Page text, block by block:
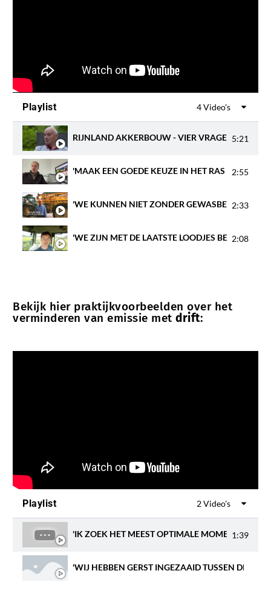
Playlist 4 Video's
RIJNLAND AKKERBOUW - VIER VRAGEN AAN....
5:21
'MAAK EEN GOEDE KEUZE IN HET RAS DAT JE
2:55
'WE KUNNEN NIET ZONDER 2:33
'WE ZIJN MET DE LAATSTE LOODJES BEZIG' |
2:08
Bekijk hier praktijkvoorbeelden over het
verminderen van emissie met drift:
Playlist 2 Video's
'IK ZOEK HET MEEST OPTIMALE MOMENT OM
1:39
'WIJ HEBBEN GERST INGEZAAID TUSSEN DE